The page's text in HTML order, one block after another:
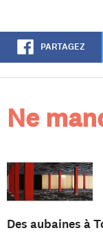
PARTAGEZ
Ne
Des aubaines à